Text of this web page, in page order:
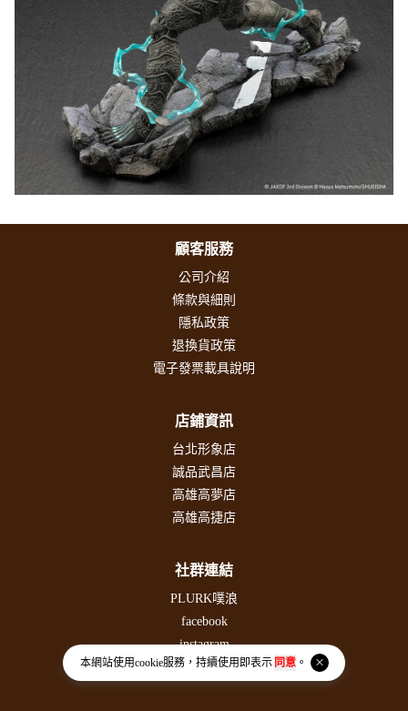
本網站使用cookie服務，持續使用即表示 同意。
顧客服務
公司介紹
條款與細則
隱私政策
退換貨政策
電子發票載具說明
店鋪資訊
台北形象店
誠品武昌店
高雄高夢店
高雄高捷店
社群連結
PLURK噗浪
facebook
instagram
threads